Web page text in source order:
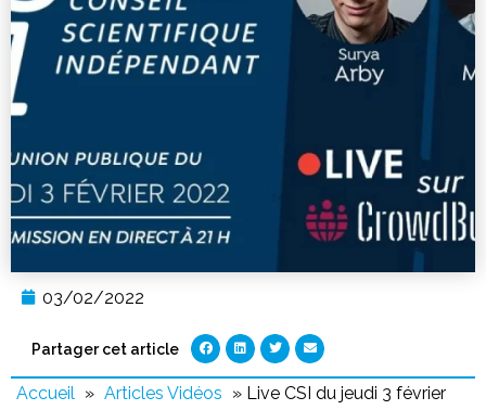
03/02/2022
Partager cet article
Accueil » Articles Vidéos » Live CSI du jeudi 3 février